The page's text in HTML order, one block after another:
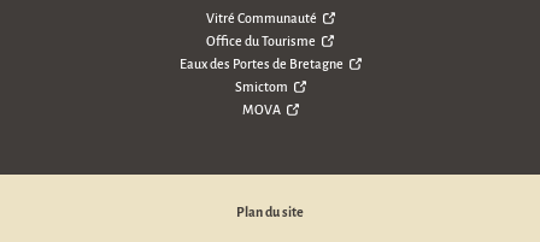
Vitré Communauté
Office du Tourisme
Eaux des Portes de Bretagne
Smictom
MOVA
Plan du site